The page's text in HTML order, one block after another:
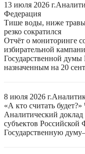
13 июля 2026 г.
Федерация
Тише воды, ниже
резко сократился
Отчёт о мониторинге
избирательной
Государственной
назначенным на 20
8 июля 2026 г.
«А кто считать
Аналитический доклад
субъектов Российской
Государственную